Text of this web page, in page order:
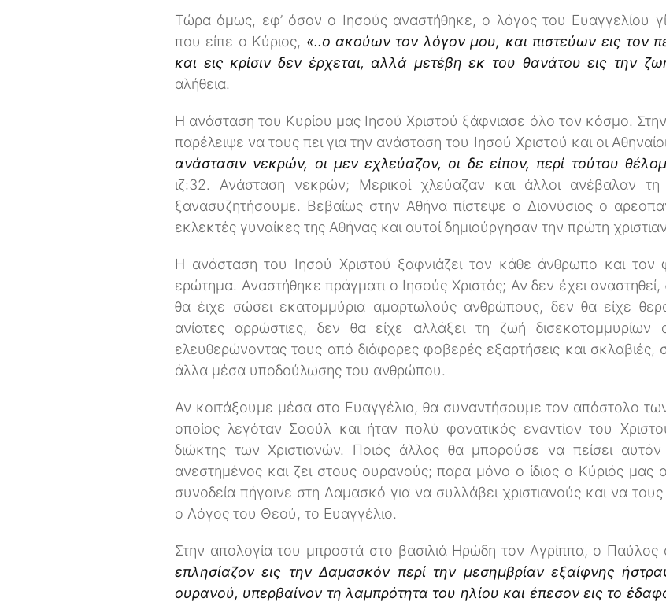
Τώρα όμως, εφ’ όσον ο Ιησούς αναστήθηκε, ο λόγος του Ευαγγελίου
που είπε ο Κύριος, «..ο ακούων τον λόγον μου, και πιστεύων εις τον
και εις κρίσιν δεν έρχεται, αλλά μετέβη εκ του θανάτου εις την
αλήθεια.
Η ανάσταση του Κυρίου μας Ιησού Χριστού ξάφνιασε όλο τον κόσμο.
παρέλειψε να τους πει για την ανάσταση του Ιησού Χριστού και οι
ανάστασιν νεκρών, οι μεν εχλεύαζον, οι δε είπον, περί τούτου
ιζ:32. Ανάσταση νεκρών; Μερικοί χλεύαζαν και άλλοι ανέβαλαν
ξανασυζητήσουμε. Βεβαίως στην Αθήνα πίστεψε ο Διονύσιος ο
εκλεκτές γυναίκες της Αθήνας και αυτοί δημιούργησαν την πρώτη
Η ανάσταση του Ιησού Χριστού ξαφνιάζει τον κάθε άνθρωπο και
ερώτημα. Αναστήθηκε πράγματι ο Ιησούς Χριστός; Αν δεν έχει
θα έιχε σώσει εκατομμύρια αμαρτωλούς ανθρώπους, δεν θα είχε
ανίατες αρρώστιες, δεν θα είχε αλλάξει τη ζωή
ελευθερώνοντας τους από διάφορες φοβερές εξαρτήσεις και
άλλα μέσα υποδούλωσης του ανθρώπου.
Αν κοιτάξουμε μέσα στο Ευαγγέλιο, θα συναντήσουμε τον απόστολο
οποίος λεγόταν Σαούλ και ήταν πολύ φανατικός εναντίον του
διώκτης των Χριστιανών. Ποιός άλλος θα μπορούσε να πείσει
ανεστημένος και ζει στους ουρανούς; παρα μόνο ο ίδιος ο Κύριός μας
συνοδεία πήγαινε στη Δαμασκό για να συλλάβει χριστιανούς και να
ο Λόγος του Θεού, το Ευαγγέλιο.
Στην απολογία του μπροστά στο βασιλιά Ηρώδη τον Αγρίππα, ο Παύλος
επλησίαζον εις την Δαμασκόν περί την μεσημβρίαν εξαίφνης
ουρανού, υπερβαίνον τη λαμπρότητα του ηλίου και έπεσον εις το